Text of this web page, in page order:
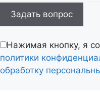
это
пустым.
Нажимая кнопку, я
политики
обработку